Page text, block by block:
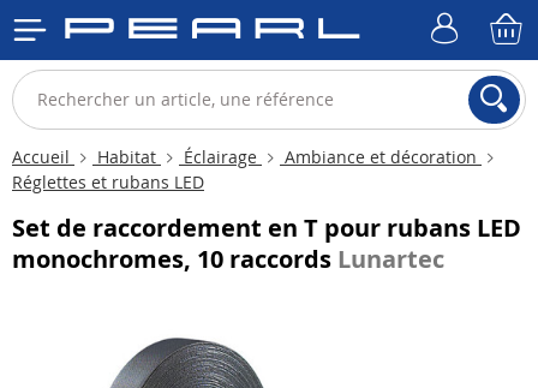
Accueil Habitat Éclairage
Ambiance et décoration
Réglettes et rubans LED
Set de raccordement en T pour rubans LED
monochromes, 10 raccords Lunartec